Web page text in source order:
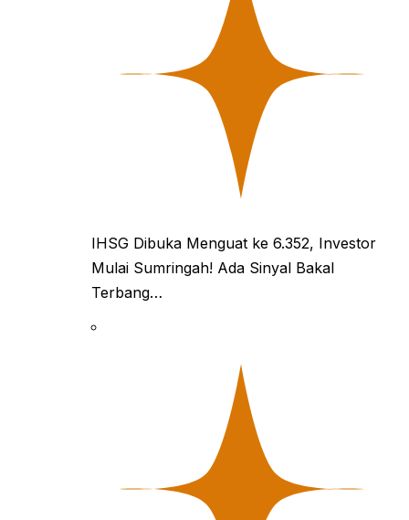
IHSG Dibuka Menguat ke 6.352, Investor
Mulai Sumringah! Ada Sinyal Bakal
Terbang…